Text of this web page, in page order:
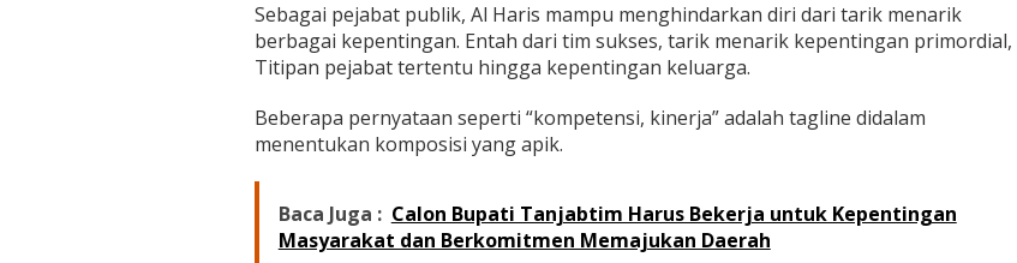
Sebagai pejabat publik, Al Haris mampu menghindarkan diri dari tarik menarik
berbagai kepentingan. Entah dari tim sukses, tarik menarik kepentingan primordial,
Titipan pejabat tertentu hingga kepentingan keluarga.
Beberapa pernyataan seperti “kompetensi, kinerja” adalah tagline didalam
menentukan komposisi yang apik.
Baca Juga : Calon Bupati Tanjabtim Harus Bekerja untuk Kepentingan
Masyarakat dan Berkomitmen Memajukan Daerah